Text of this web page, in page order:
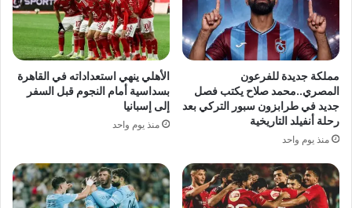
مملكة جديدة للفرعون
المصري..محمد صلاح يكتب فصل
جديد في طرابزون سبور التركي بعد
رحلة أنفيلد التاريخية
منذ يوم واحد
الأهلي ينهي استعداداته في القاهرة
بسداسية أمام النجوم قبل السفر
إلى إسبانيا
منذ يوم واحد